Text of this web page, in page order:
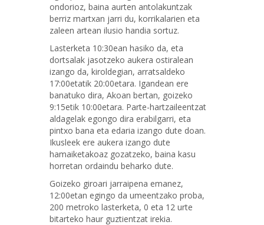
ondorioz, baina aurten antolakuntzak
berriz martxan jarri du, korrikalarien eta
zaleen artean ilusio handia sortuz.
Lasterketa 10:30ean hasiko da, eta
dortsalak jasotzeko aukera ostiralean
izango da, kiroldegian, arratsaldeko
17:00etatik 20:00etara. Igandean ere
banatuko dira, Akoan bertan, goizeko
9:15etik 10:00etara. Parte-hartzaileentzat
aldagelak egongo dira erabilgarri, eta
pintxo bana eta edaria izango dute doan.
Ikusleek ere aukera izango dute
hamaiketakoaz gozatzeko, baina kasu
horretan ordaindu beharko dute.
Goizeko giroari jarraipena emanez,
12:00etan egingo da umeentzako proba,
200 metroko lasterketa, 0 eta 12 urte
bitarteko haur guztientzat irekia.